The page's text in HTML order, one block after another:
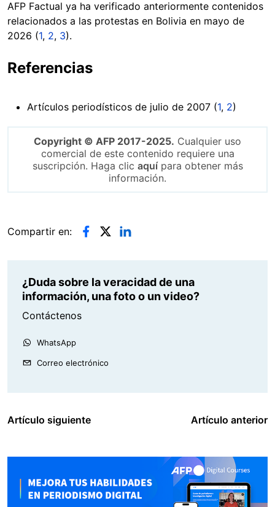
AFP Factual ya ha verificado anteriormente contenidos
relacionados a las protestas en Bolivia en mayo de
2026 (1, 2, 3).
Referencias
Artículos periodísticos de julio de 2007 (1, 2)
Copyright © AFP 2017-2025. Cualquier uso
comercial de este contenido requiere una
suscripción. Haga clic aquípara obtener más
información.
Compartir en:
¿Duda sobre la veracidad de una
información, una foto o un video?
Contáctenos
WhatsApp
Correo electrónico
Artículo siguiente Artículo anterior